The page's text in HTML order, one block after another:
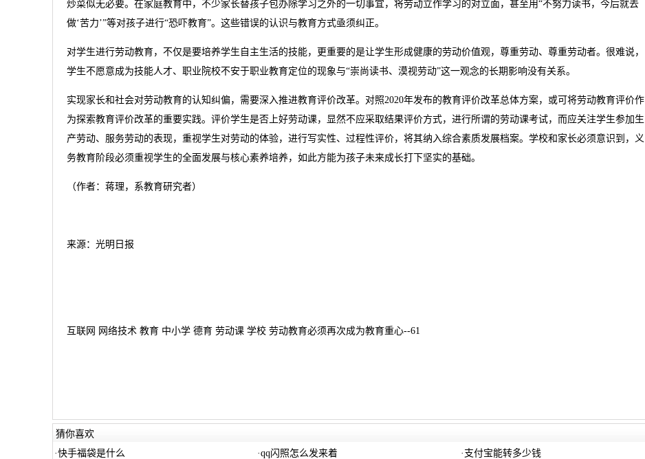
炒菜似无必要。在家庭教育中，不少家长替孩子包办除学习之外的一切事宜，将劳动立作学习的对立面，甚至用“不努力读书，今后就去
做‘苦力’”等对孩子进行“恐吓教育”。这些错误的认识与教育方式亟须纠正。
对学生进行劳动教育，不仅是要培养学生自主生活的技能，更重要的是让学生形成健康的劳动价值观，尊重劳动、尊重劳动者。很难说，
学生不愿意成为技能人才、职业院校不安于职业教育定位的现象与“崇尚读书、漠视劳动”这一观念的长期影响没有关系。
实现家长和社会对劳动教育的认知纠偏，需要深入推进教育评价改革。对照2020年发布的教育评价改革总体方案，或可将劳动教育评价作
为探索教育评价改革的重要实践。评价学生是否上好劳动课，显然不应采取结果评价方式，进行所谓的劳动课考试，而应关注学生参加生
产劳动、服务劳动的表现，重视学生对劳动的体验，进行写实性、过程性评价，将其纳入综合素质发展档案。学校和家长必须意识到，义
务教育阶段必须重视学生的全面发展与核心素养培养，如此方能为孩子未来成长打下坚实的基础。
（作者：蒋理，系教育研究者）
来源：光明日报
互联网 网络技术 教育 中小学 德育 劳动课 学校 劳动教育必须再次成为教育重心--61
猜你喜欢
·快手福袋是什么 ·qq闪照怎么发来着 · 支付宝能转多少钱